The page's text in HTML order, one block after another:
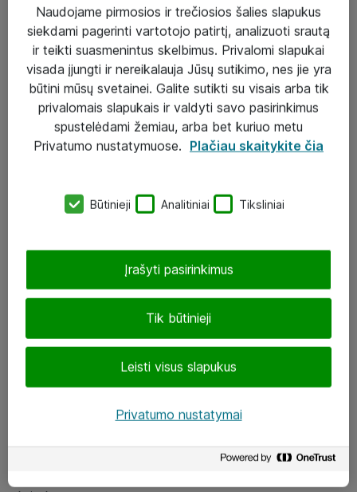
Paslaugos
Sprendimai
Įgyvendinti projektai
Atea ekspertų patarimai verslui
eShop@atea.lt
LinkedIn
Naudojame pirmosios ir trečiosios šalies slapukus
siekdami pagerinti vartotojo patirtį, analizuoti srautą
ir teikti suasmenintus skelbimus. Privalomi slapukai
visada įjungti ir nereikalauja Jūsų sutikimo, nes jie yra
būtini mūsų svetainei. Galite sutikti su visais arba tik
privalomais slapukais ir valdyti savo pasirinkimus
spustelėdami žemiau, arba bet kuriuo metu
Privatumo nustatymuose. Plačiau skaitykite čia
Būtinieji Analitiniai Tiksliniai
Tik būtinieji
Leisti visus slapukus
Įrašyti pasirinkimus
Privatumo nustatymai